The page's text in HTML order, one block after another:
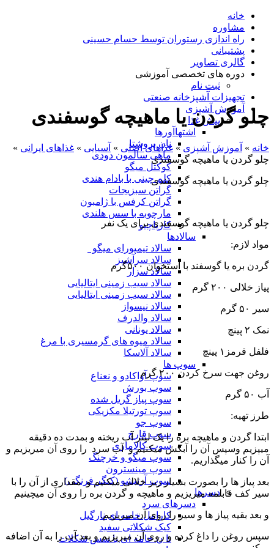
خانه
مشاوره
راه اندازی رستوران توسط حسام حسینی
پشتیبانی
گالری تصاویر
دوره های تخصصی آموزشی
ثبت نام
تجهیزات آشپزخانه صنعتی
آموزش آشپزی
پیش غذا
اشتهاآورها
نان بروشتا
ماهی سالمون دودی
کوکتل میگو
کلم چینی با بادام هندی
گراتن سبزیجات
گراتن کرفس با ژامبون
مارچوبه با سس هلندی
کارپاچیو
سالادها
سالاد تیمپورای میگو
سالاد سرآشپز
سالاد سزار
سالاد سیب زمینی ایتالیایی
سالاد سیب زمینی ایتالیایی
سالاد نیسواز
سالاد والدرف
سالاد یونانی
سالاد میوه های گرمسیری با مرغ
سالاد آلاسکا
سوپ ها
سوپ آواکادو و نعناع
سوپ بورش
سوپ پیاز گریل شده
سوپ تورتیلا مکزیکی
سوپ جو
سوپ قارچ
سوپ کالاماری
سوپ میگو و خرچنگ
سوپ مینسترون
سوپ آرتیشو (کنگر فرنگی)
دسرها
دسرهای سرد
کارامل خامه ای نارگیل
کیک شکلاتی سفید
نا ن خامه ای با سس شکلات
چلو گردن یا ماهیچه گوسفندی
خانه » آموزش آشپزی » غذاهای اصلی » آسیایی » غذاهای ایرانی »
چلو گردن یا ماهیچه گوسفندی
چلو گردن یا ماهیچه گوسفندی
چلو گردن یا ماهیچه گوسفندی برای یک نفر
مواد لازم:
گردن بره یا گوسفند با استخوان ۵۰۰گرم
پیاز خلالی ۲۰۰ گرم
سیر ۵۰ گرم
نمک ۲ پینچ
فلفل قرمز۱ پینچ
روغن جهت سرخ کردن ۲۰۰ گرم
آب ۵۰ گرم
طرز تهیه:
ابتدا گردن و ماهیچه بره را یک لیتر آب ریخته و بمدت ده دقیقه
میپزیم وسپس آن را آبکش میکنیم و آب سرد را روی آن میریزیم و
آن را کنار میگذاریم.
بعد پیاز ها را بصورت بسیار ریز خلالی میکنیم و مقداری از آن را با
سیر کف قابلمه میریزیم و ماهیچه و گردن بره را روی آن میچینیم
و بعد بقیه پیاز ها و سیر را روی آن میریزیم.
سپس روغن را داغ کرده و روی آن میریزیم و بعد آب را به آن اضافه